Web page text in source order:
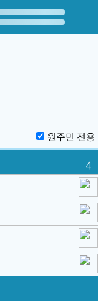
원주민 전용
4